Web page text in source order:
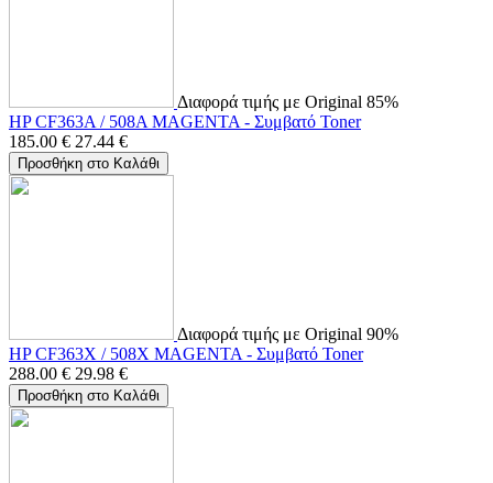
Διαφορά τιμής με Original 85%
HP CF363A / 508A MAGENTA - Συμβατό Toner
185.00 € 27.44 €
Προσθήκη στο Καλάθι
Διαφορά τιμής με Original 90%
HP CF363X / 508X MAGENTA - Συμβατό Toner
288.00 € 29.98 €
Προσθήκη στο Καλάθι